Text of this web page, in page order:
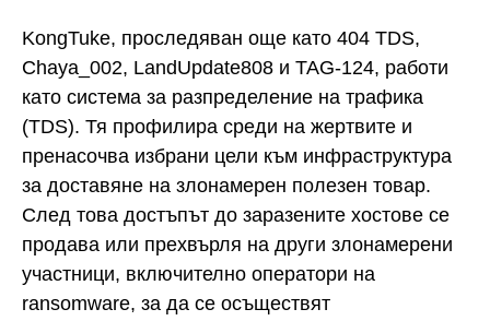
KongTuke, проследяван още като 404 TDS,
Chaya_002, LandUpdate808 и TAG-124, работи
като система за разпределение на трафика
(TDS). Тя профилира среди на жертвите и
пренасочва избрани цели към инфраструктура
за доставяне на злонамерен полезен товар.
След това достъпът до заразените хостове се
продава или прехвърля на други злонамерени
участници, включително оператори на
ransomware, за да се осъществят